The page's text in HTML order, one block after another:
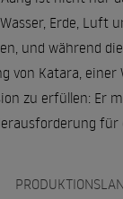
Erde, Luft
und während
von Katara,
zu erfüllen: Er